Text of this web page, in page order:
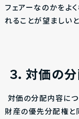
フェアーなのかをよ
れることが望ましい
３．対価の
対価の分配内容に
財産の優先分配権と